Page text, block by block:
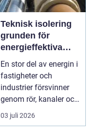
Teknisk isolering
grunden för
energieffektiva
och säkra
byggnader
En stor del av energin i
fastigheter och
industrier försvinner
genom rör, kanaler och
tekniska insta...
03 juli 2026